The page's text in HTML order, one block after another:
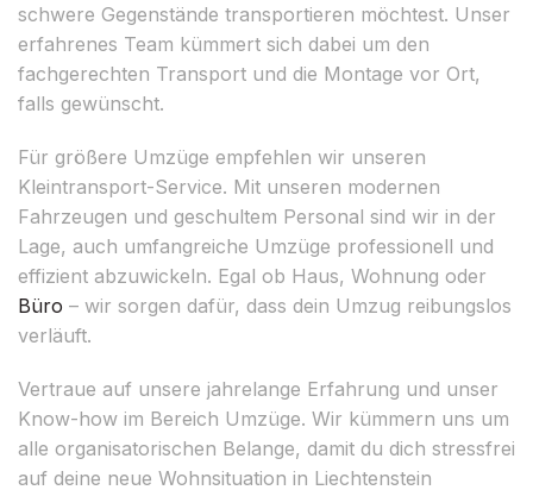
schwere Gegenstände transportieren möchtest. Unser
erfahrenes Team kümmert sich dabei um den
fachgerechten Transport und die Montage vor Ort,
falls gewünscht.
Für größere Umzüge empfehlen wir unseren
Kleintransport-Service. Mit unseren modernen
Fahrzeugen und geschultem Personal sind wir in der
Lage, auch umfangreiche Umzüge professionell und
effizient abzuwickeln. Egal ob Haus, Wohnung oder
Büro – wir sorgen dafür, dass dein Umzug reibungslos
verläuft.
Vertraue auf unsere jahrelange Erfahrung und unser
Know-how im Bereich Umzüge. Wir kümmern uns um
alle organisatorischen Belange, damit du dich stressfrei
auf deine neue Wohnsituation in Liechtenstein